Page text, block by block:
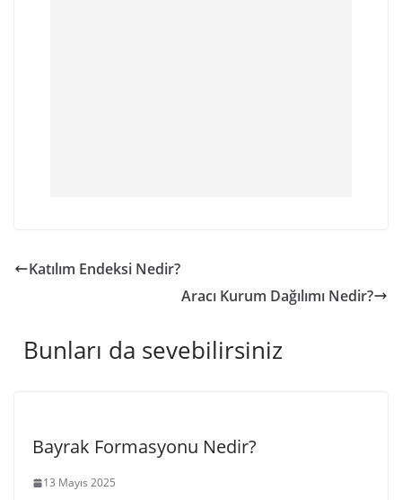
Katılım Endeksi Nedir?
Aracı Kurum Dağılımı Nedir?
Bunları da sevebilirsiniz
Bayrak Formasyonu Nedir?
13 Mayıs 2025